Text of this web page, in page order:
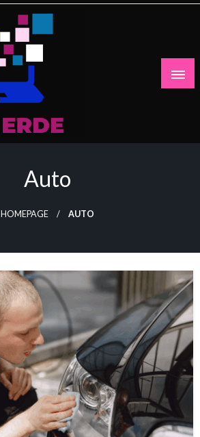
Auto
HOMEPAGE AUTO